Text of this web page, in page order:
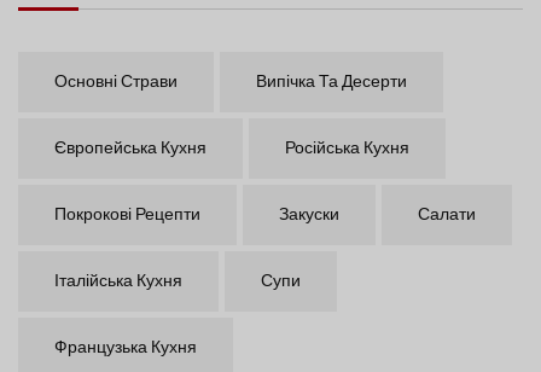
Основні Страви Випічка Та Десерти
Європейська Кухня Російська Кухня
Покрокові Рецепти Закуски Салати
Італійська Кухня Супи
Французька Кухня